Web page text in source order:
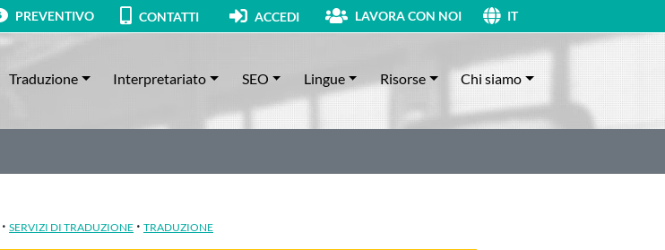
PREVENTIVO CONTATTI ACCEDI LAVORA CON NOI IT
Traduzione Interpretariato SEO Lingue Risorse Chi siamo
· SERVIZI DI TRADUZIONE · TRADUZIONE